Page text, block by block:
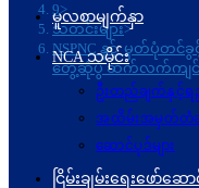
9>
သတင်းများ>
NSPNC နှင့် မှတ်ပုံတင်ခွ
တွေ့ဆုံပွဲ ဆက်လက်ကျင်း
မူလစာမျက်နှာ
NCA သမိုင်း
ဦးတည်ချက်နှင့်
အထိမ်းအမှတ်တံဆိ
ဆောင်ပုဒ်များ
ငြိမ်းချမ်းရေးဖော်‌ဆော